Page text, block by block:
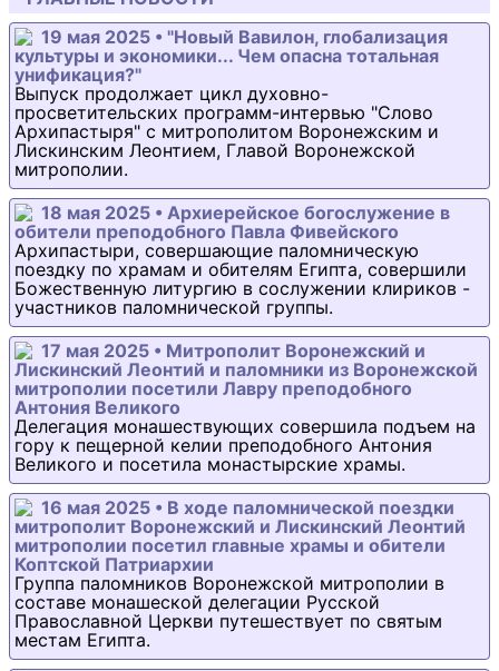
19 мая 2025 • "Новый Вавилон, глобализация
культуры и экономики... Чем опасна тотальная
унификация?"
Выпуск продолжает цикл духовно-
просветительских программ-интервью "Слово
Архипастыря" с митрополитом Воронежским и
Лискинским Леонтием, Главой Воронежской
митрополии.
18 мая 2025 • Архиерейское богослужение в
обители преподобного Павла Фивейского
Архипастыри, совершающие паломническую
поездку по храмам и обителям Египта, совершили
Божественную литургию в сослужении клириков -
участников паломнической группы.
17 мая 2025 • Митрополит Воронежский и
Лискинский Леонтий и паломники из Воронежской
митрополии посетили Лавру преподобного
Антония Великого
Делегация монашествующих совершила подъем на
гору к пещерной келии преподобного Антония
Великого и посетила монастырские храмы.
16 мая 2025 • В ходе паломнической поездки
митрополит Воронежский и Лискинский Леонтий
митрополии посетил главные храмы и обители
Коптской Патриархии
Группа паломников Воронежской митрополии в
составе монашеской делегации Русской
Православной Церкви путешествует по святым
местам Египта.